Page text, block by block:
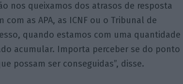
nos queixamos dos atrasos de resposta
as APA, as ICNF ou o Tribunal de
quando estamos com uma quantidade
acumular. Importa perceber se do ponto
possam ser conseguidas”, disse.